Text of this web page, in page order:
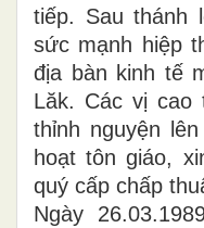
tiếp. Sau thánh
sức mạnh hiệp
địa bàn kinh tế
Lăk. Các vị cao
thỉnh nguyện
hoạt tôn giáo,
quý cấp chấp
Ngày